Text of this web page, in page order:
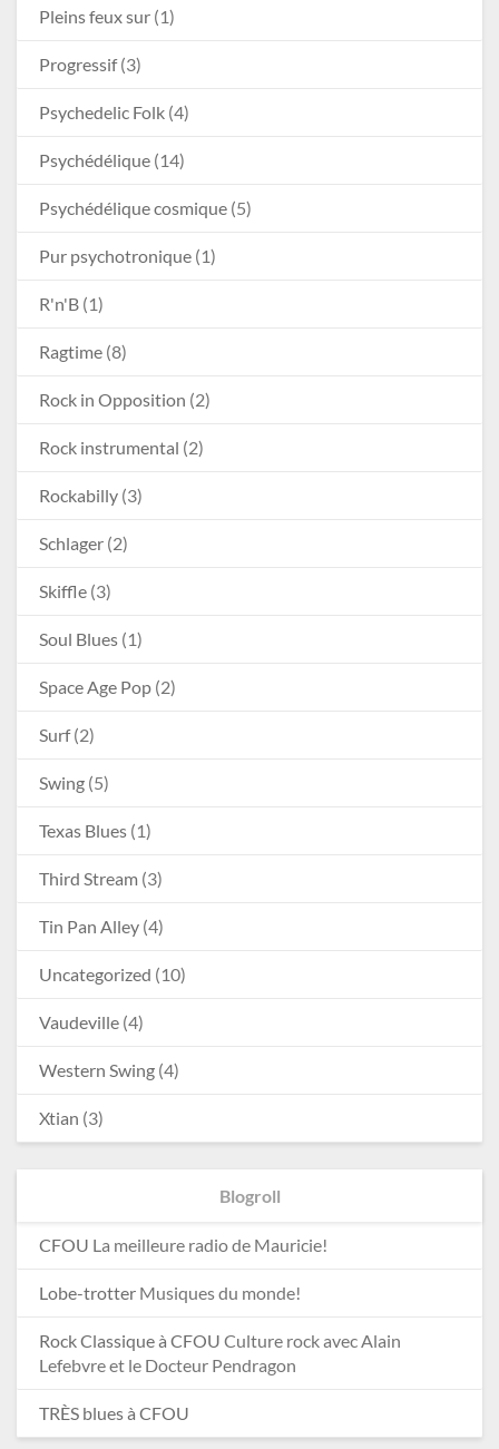
Pleins feux sur (1)
Progressif(3)
Psychedelic Folk (4)
Psychédélique (14)
Psychédélique cosmique (5)
Pur psychotronique (1)
R'n'B (1)
Ragtime (8)
Rock in Opposition (2)
Rock instrumental (2)
Rockabilly (3)
Schlager (2)
Skiffle (3)
Soul Blues (1)
Space Age Pop (2)
Surf(2)
Swing (5)
Texas Blues (1)
Third Stream (3)
Tin Pan Alley (4)
Uncategorized (10)
Vaudeville (4)
Western Swing (4)
Xtian (3)
Blogroll
CFOU La meilleure radio de Mauricie!
Lobe-trotter Musiques du monde!
Rock Classique à CFOU Culture rock avec Alain
Lefebvre et le Docteur Pendragon
TRÈS blues à CFOU